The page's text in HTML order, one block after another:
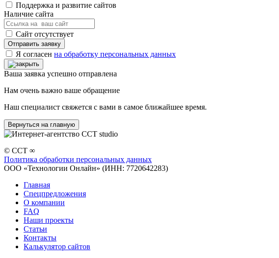
Поддержка и развитие сайтов
Наличие сайта
Сайт отсутствует
Я согласен на обработку персональных данных
Ваша заявка успешно отправлена
Нам очень важно ваше обращение
Наш специалист свяжется с вами в самое ближайшее время.
Вернуться на главную
© CCT ∞
Политика обработки персональных данных
ООО «Технологии Онлайн» (ИНН: 7720642283)
Главная
Спецпредложения
О компании
FAQ
Наши проекты
Статьи
Контакты
Калькулятор сайтов